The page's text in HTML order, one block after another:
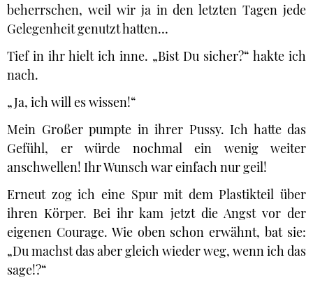
beherrschen, weil wir ja in den letzten Tagen jede
Gelegenheit genutzt hatten…
Tief in ihr hielt ich inne. „Bist Du sicher?“ hakte ich
nach.
„Ja, ich will es wissen!“
Mein Großer pumpte in ihrer Pussy. Ich hatte das
Gefühl, er würde nochmal ein wenig weiter
anschwellen! Ihr Wunsch war einfach nur geil!
Erneut zog ich eine Spur mit dem Plastikteil über
ihren Körper. Bei ihr kam jetzt die Angst vor der
eigenen Courage. Wie oben schon erwähnt, bat sie:
„Du machst das aber gleich wieder weg, wenn ich das
sage!?“